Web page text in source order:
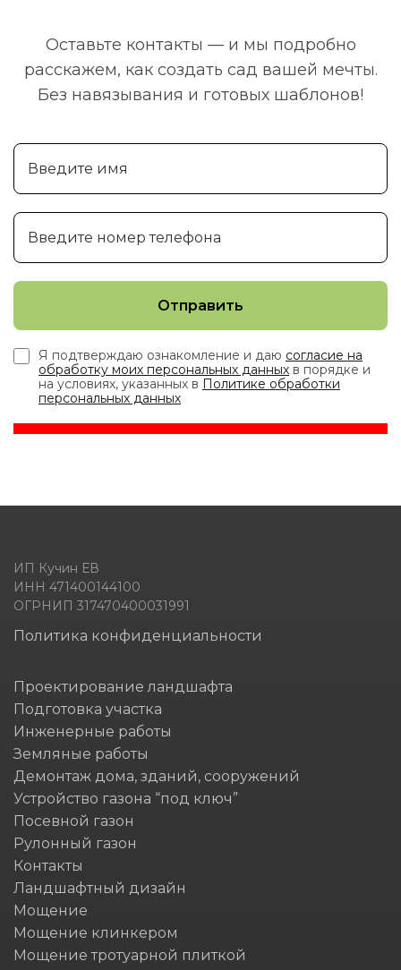
Оставьте контакты — и мы подробно
расскажем, как создать сад вашей мечты.
Без навязывания и готовых шаблонов!
Я подтверждаю ознакомление и даю согласие на
обработку моих персональных данных в порядке и
на условиях, указанных в Политике обработки
персональных данных
ИП Кучин ЕВ
ИНН 471400144100
ОГРНИП 317470400031991
Политика конфиденциальности
Проектирование ландшафта
Подготовка участка
Инженерные работы
Земляные работы
Демонтаж дома, зданий, сооружений
Устройство газона “под ключ”
Посевной газон
Рулонный газон
Контакты
Ландшафтный дизайн
Мощение
Мощение клинкером
Мощение тротуарной плиткой